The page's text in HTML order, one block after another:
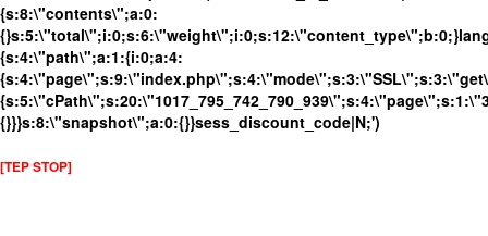
{s:8:\"contents\";a:0:
{s:4:\"path\";a:1:{i:0;a:4:
{}}}s:8:\"snapshot\";a:0:{}}sess_discount_code|N;')
[TEP STOP]